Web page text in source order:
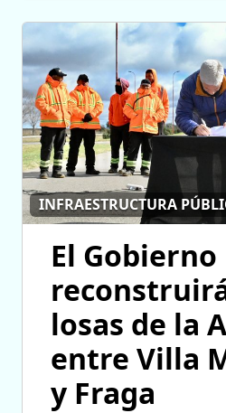
INFRAESTRUCTURA
El Gobierno
losas de la
entre Villa
y Fraga